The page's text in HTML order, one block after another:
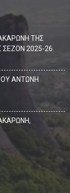
ΤΗΣ
ΣΕΖΟΝ 2025-26.
ΑΝΤΩΝΗ